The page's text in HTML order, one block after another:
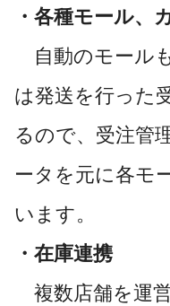
・各種モール、
自動のモール
は発送を行った
るので、受注管
ータを元に各モ
います。
・在庫連携
複数店舗を運